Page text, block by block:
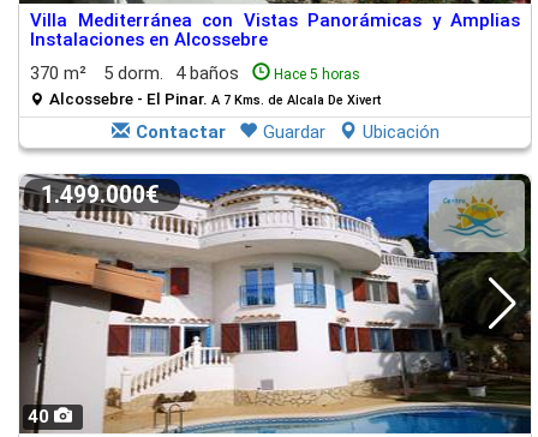
Villa Mediterránea con Vistas Panorámicas y Amplias
Instalaciones en Alcossebre
370 m²
5 dorm. 4 baños Hace 5 horas
Alcossebre - El Pinar. A 7 Kms. de Alcala De Xivert
Contactar Guardar Ubicación
40
1.499.000€